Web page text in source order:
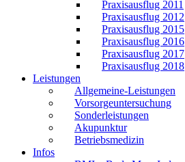
Praxisausflug 2011
Praxisausflug 2012
Praxisausflug 2015
Praxisausflug 2016
Praxisausflug 2017
Praxisausflug 2018
Leistungen
Allgemeine-Leistungen
Vorsorgeuntersuchung
Sonderleistungen
Akupunktur
Betriebsmedizin
Infos